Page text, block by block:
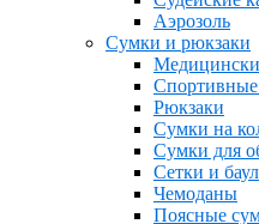
Аэрозоль
Сумки и рюкзаки
Рюкзаки
Сумки на
Сумки для
Сетки и
Чемоданы
Поясные